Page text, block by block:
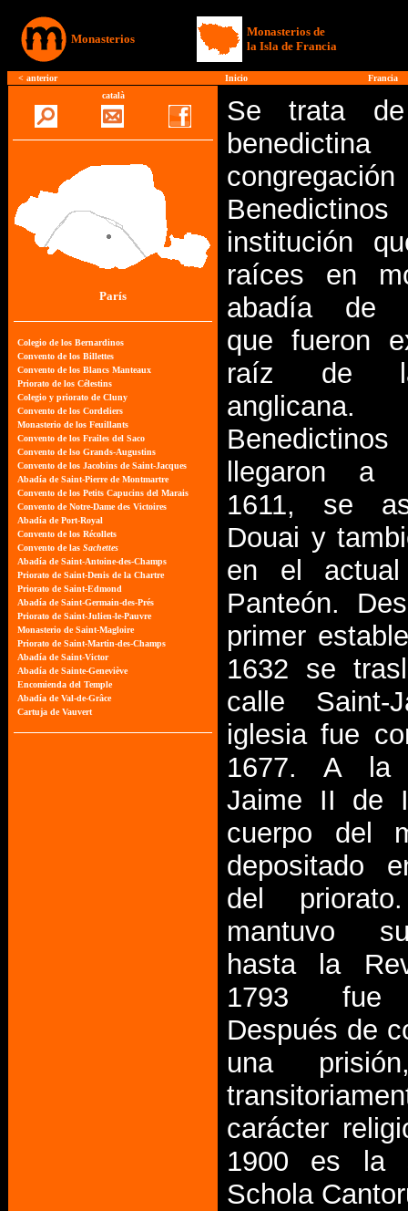
Monasterios
Monasterios de
la Isla de Francia
< anterior Inicio
Francia
català
París
Se trata
institución
raíces en
abadía de
que fueron
raíz de
llegaron a
1611, se
Douai y
en el
Panteón.
primer
1632 se
calle Saint-
iglesia fue
1677. A la
Jaime II de
cuerpo del
depositado
del
mantuvo
hasta la
1793 fue
Después de
una
carácter
1900 es la
Schola